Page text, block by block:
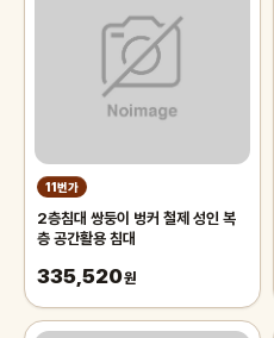
11번가
2층침대 쌍둥이 벙커 철제 성인 복
층 공간활용 침대
335,520원